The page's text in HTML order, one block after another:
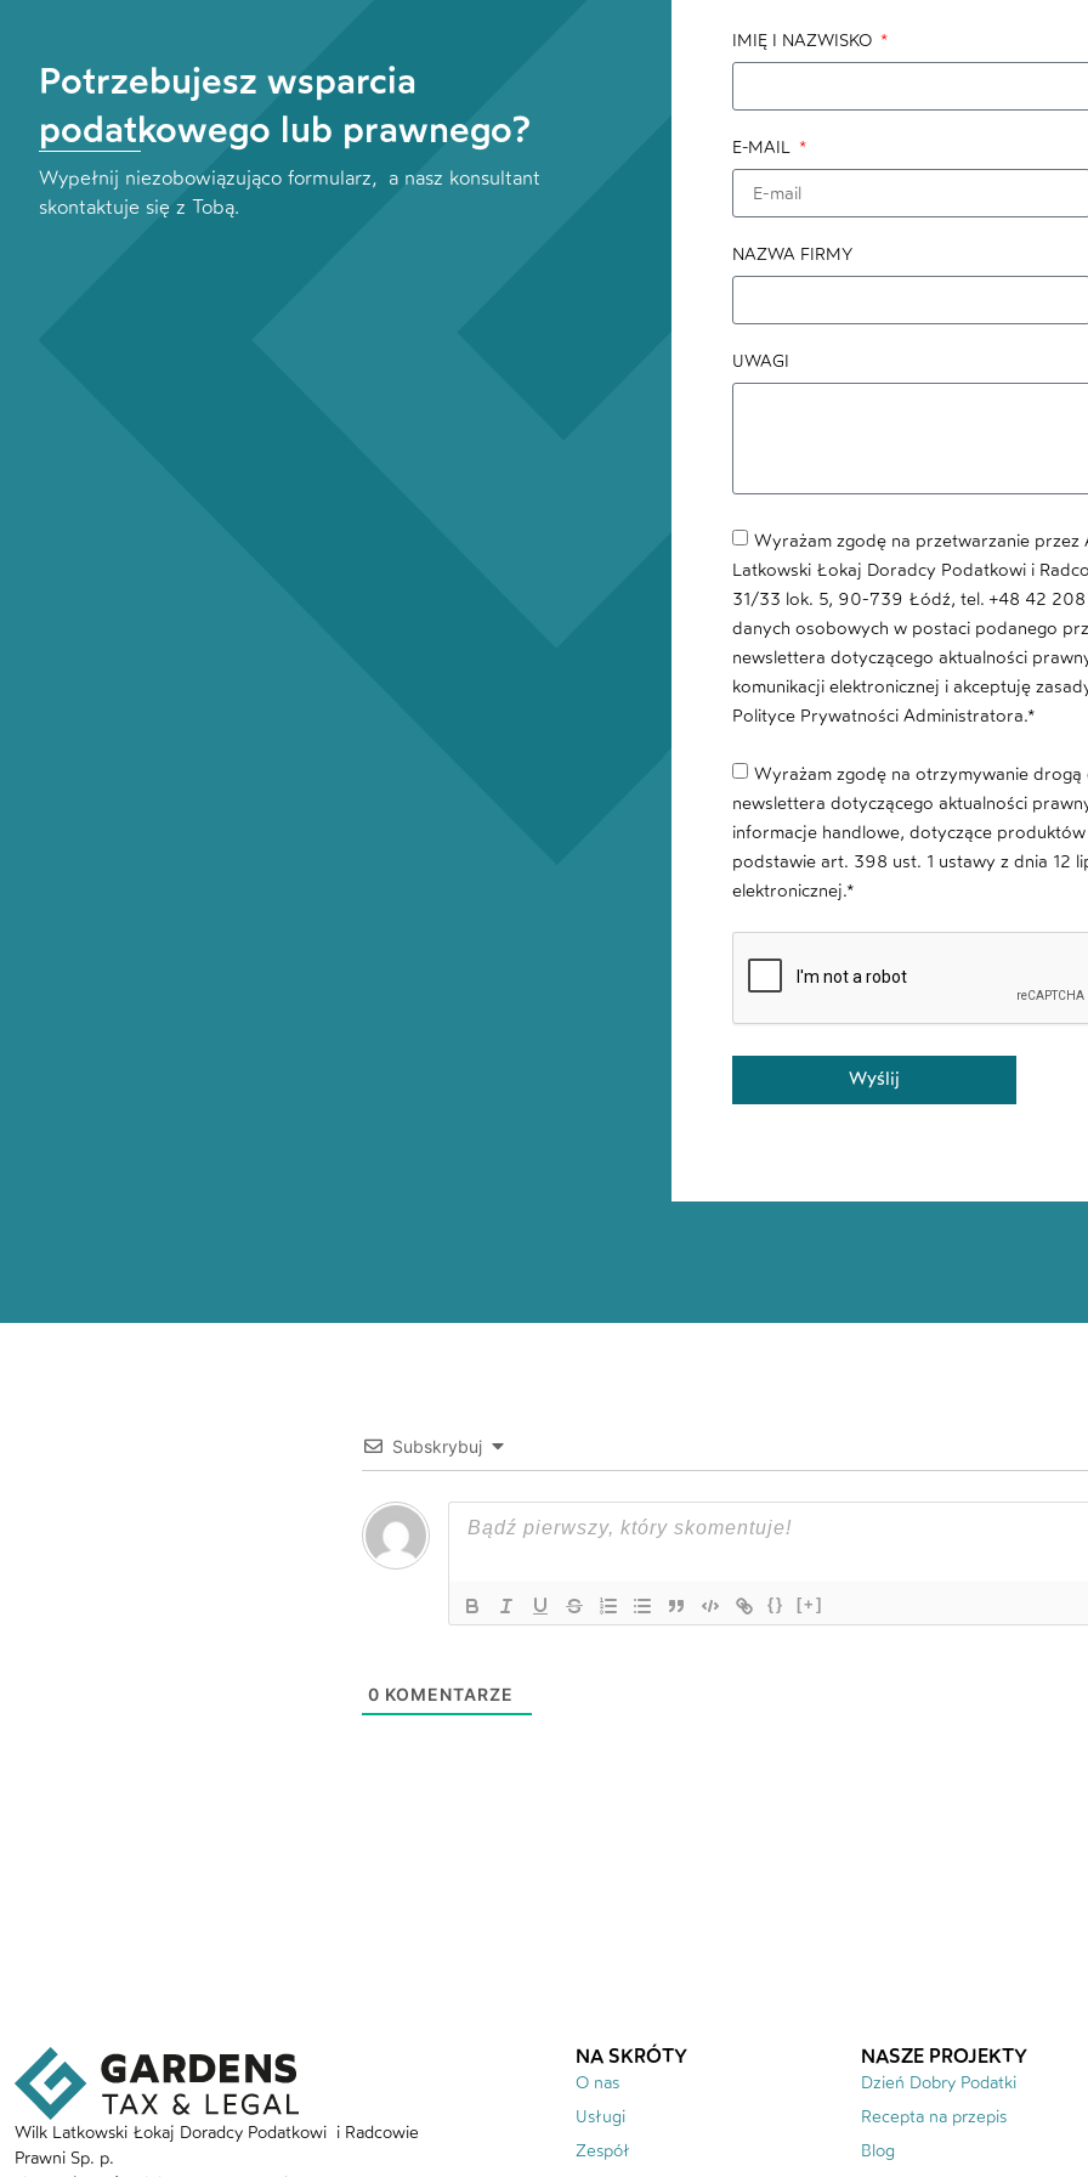
Potrzebujesz wsparcia
podatkowego lub prawnego?
Wypełnij niezobowiązująco formularz, a nasz konsultant
skontaktuje się z Tobą.
IMIĘ I NAZWISKO
E-MAIL
NAZWA FIRMY
UWAGI
Wyrażam zgodę na przetwarzanie
Latkowski Łokaj Doradcy Podatkowi i
31/33 lok. 5, 90-739 Łódź, tel. +48 42 208
danych osobowych w postaci podanego
newslettera dotyczącego aktualności
komunikacji elektronicznej i akceptuję
Polityce Prywatności Administratora.*
Wyrażam zgodę na otrzymywanie
newslettera dotyczącego aktualności
informacje handlowe, dotyczące
podstawie art. 398 ust. 1 ustawy z dnia 12
elektronicznej.*
Wyślij
Subskrybuj
{} [+]
0 KOMENTARZE
Wilk Latkowski Łokaj Doradcy Podatkowi i Radcowie
Prawni Sp. p.
NA SKRÓTY
O nas
Usługi
Zespół
NASZE PROJEKTY
Dzień Dobry Podatki
Recepta na przepis
Blog